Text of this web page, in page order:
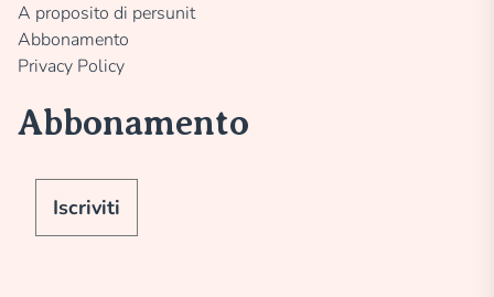
A proposito di persunit
Abbonamento
Privacy Policy
Abbonamento
Iscriviti